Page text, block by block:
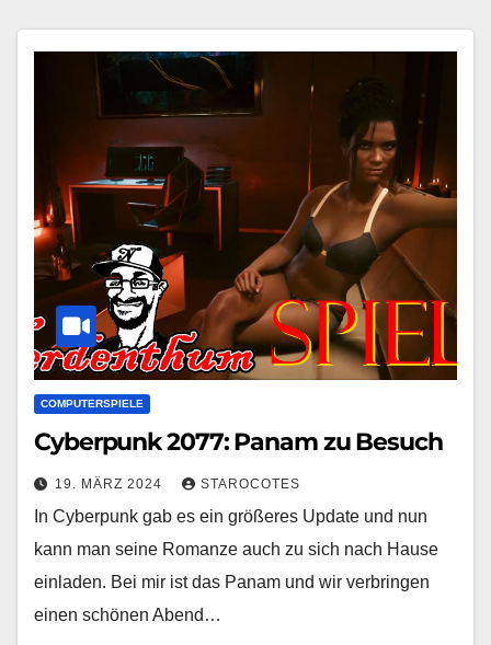
COMPUTERSPIELE
Cyberpunk 2077: Panam zu Besuch
19. MÄRZ 2024 STAROCOTES
In Cyberpunk gab es ein größeres Update und nun
kann man seine Romanze auch zu sich nach Hause
einladen. Bei mir ist das Panam und wir verbringen
einen schönen Abend…